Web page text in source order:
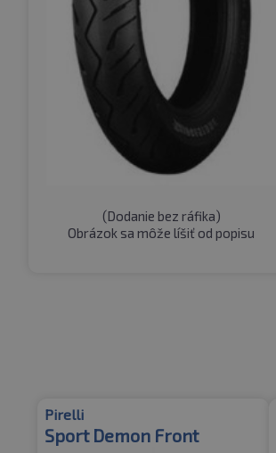
(Dodanie bez ráfika)
Obrázok sa môže líšiť od popisu
Pirelli
Sport Demon Front